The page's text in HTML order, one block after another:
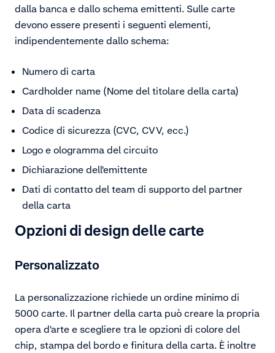
dalla banca e dallo schema emittenti. Sulle carte
devono essere presenti i seguenti elementi,
indipendentemente dallo schema:
Numero di carta
Cardholder name (Nome del titolare della carta)
Data di scadenza
Codice di sicurezza (CVC, CVV, ecc.)
Logo e ologramma del circuito
Dichiarazione dell'emittente
Dati di contatto del team di supporto del partner
della carta
Opzioni di design delle carte
Personalizzato
La personalizzazione richiede un ordine minimo di
5000 carte. Il partner della carta può creare la propria
opera d'arte e scegliere tra le opzioni di colore del
chip, stampa del bordo e finitura della carta. È inoltre